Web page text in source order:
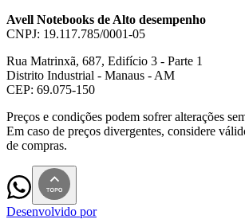
Avell Notebooks de Alto desempenho
CNPJ: 19.117.785/0001-05
Rua Matrinxã, 687, Edifício 3 - Parte 1
Distrito Industrial - Manaus - AM
CEP: 69.075-150
Preços e condições podem sofrer alterações
Em caso de preços divergentes, considere
de compras.
Desenvolvido por